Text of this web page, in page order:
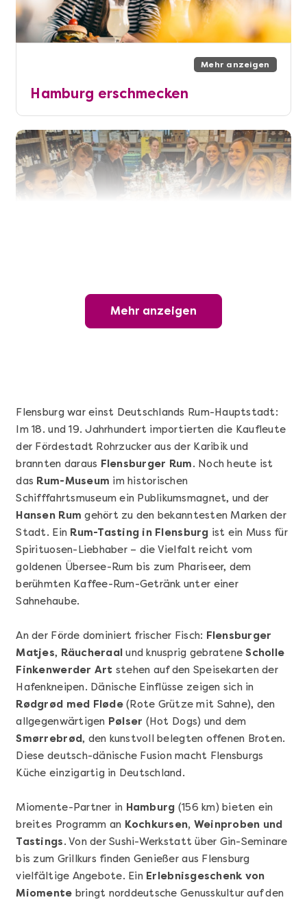
Mehr anzeigen
Hamburg erschmecken
Offene Weinprobe
Mehr anzeigen
Wunderschöner Weinabend
Mehr anzeigen
Sushi Basic Kurs Bonn
Mehr anzeigen
Flensburg war einst Deutschlands Rum-Hauptstadt:
Im 18. und 19. Jahrhundert importierten die Kaufleute
der Fördestadt Rohrzucker aus der Karibik und
brannten daraus Flensburger Rum. Noch heute ist
das Rum-Museum im historischen
Schifffahrtsmuseum ein Publikumsmagnet, und der
Hansen Rum gehört zu den bekanntesten Marken der
Stadt. Ein Rum-Tasting in Flensburg ist ein Muss für
Spirituosen-Liebhaber – die Vielfalt reicht vom
goldenen Übersee-Rum bis zum Phariseer, dem
berühmten Kaffee-Rum-Getränk unter einer
Sahnehaube.
An der Förde dominiert frischer Fisch: Flensburger
Matjes, Räucheraal und knusprig gebrateneScholle
Finkenwerder Art stehen auf den Speisekarten der
Hafenkneipen. Dänische Einflüsse zeigen sich in
Rødgrød med Fløde(Rote Grütze mit Sahne), den
allgegenwärtigen Pølser (Hot Dogs) und dem
Smørrebrød, den kunstvoll belegten offenen Broten.
Diese deutsch-dänische Fusion macht Flensburgs
Küche einzigartig in Deutschland.
Miomente-Partner in Hamburg (156 km) bieten ein
breites Programm an Kochkursen, Weinproben und
Tastings. Von der Sushi-Werkstatt über Gin-Seminare
bis zum Grillkurs finden Genießer aus Flensburg
vielfältige Angebote. Ein Erlebnisgeschenk von
Miomente bringt norddeutsche Genusskultur auf den